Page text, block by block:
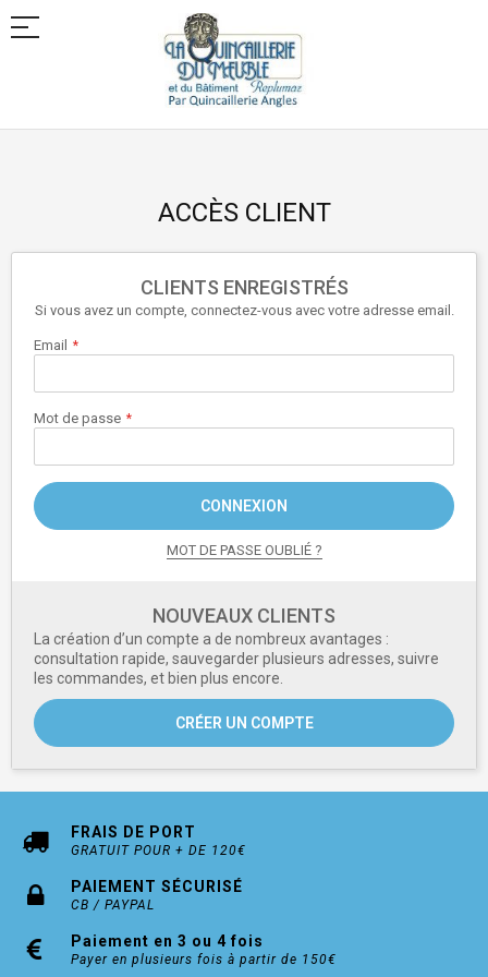
Allez
ACCÈS CLIENT
CLIENTS ENREGISTRÉS
Si vous avez un compte, connectez-vous avec votre adresse email.
Email
Mot de passe
CONNEXION
MOT DE PASSE OUBLIÉ ?
NOUVEAUX CLIENTS
La création d’un compte a de nombreux avantages :
consultation rapide, sauvegarder plusieurs adresses, suivre
les commandes, et bien plus encore.
CRÉER UN COMPTE
FRAIS DE PORT
GRATUIT POUR + DE 120€
PAIEMENT SÉCURISÉ
CB / PAYPAL
Paiement en 3 ou 4 fois
Payer en plusieurs fois à partir de 150€